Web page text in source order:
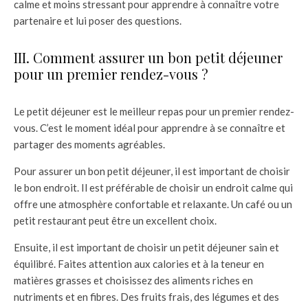
calme et moins stressant pour apprendre à connaître votre
partenaire et lui poser des questions.
III. Comment assurer un bon petit déjeuner
pour un premier rendez-vous ?
Le petit déjeuner est le meilleur repas pour un premier rendez-
vous. C’est le moment idéal pour apprendre à se connaître et
partager des moments agréables.
Pour assurer un bon petit déjeuner, il est important de choisir
le bon endroit. Il est préférable de choisir un endroit calme qui
offre une atmosphère confortable et relaxante. Un café ou un
petit restaurant peut être un excellent choix.
Ensuite, il est important de choisir un petit déjeuner sain et
équilibré. Faites attention aux calories et à la teneur en
matières grasses et choisissez des aliments riches en
nutriments et en fibres. Des fruits frais, des légumes et des